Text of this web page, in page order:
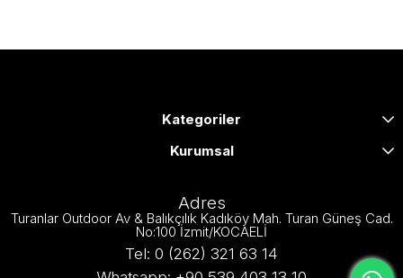
Kategoriler
Kurumsal
Adres
Turanlar Outdoor Av & Balıkçılık Kadıköy Mah. Turan Güneş Cad.
No:100 İzmit/KOCAELİ
Tel: 0 (262) 321 63 14